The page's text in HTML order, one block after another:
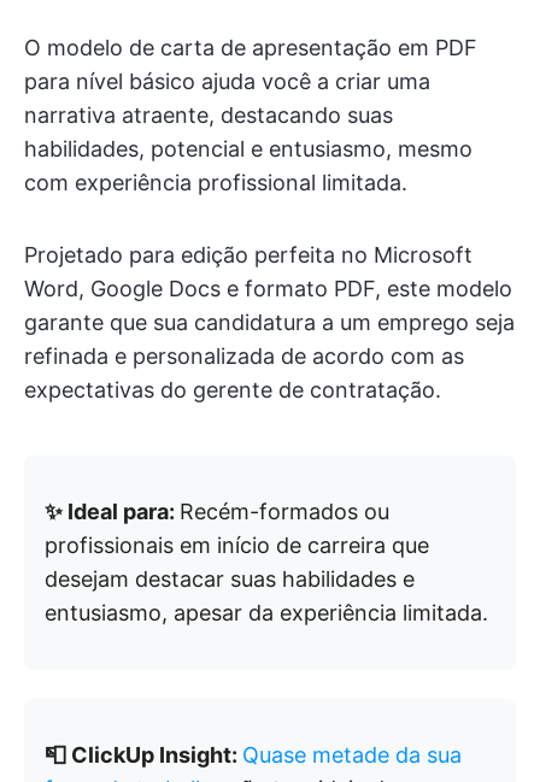
O modelo de carta de apresentação em PDF
para nível básico ajuda você a criar uma
narrativa atraente, destacando suas
habilidades, potencial e entusiasmo, mesmo
com experiência profissional limitada.
Projetado para edição perfeita no Microsoft
Word, Google Docs e formato PDF, este modelo
garante que sua candidatura a um emprego seja
refinada e personalizada de acordo com as
expectativas do gerente de contratação.
✨ Ideal para: Recém-formados ou
profissionais em início de carreira que
desejam destacar suas habilidades e
entusiasmo, apesar da experiência limitada.
📮 ClickUp Insight: Quase metade da sua